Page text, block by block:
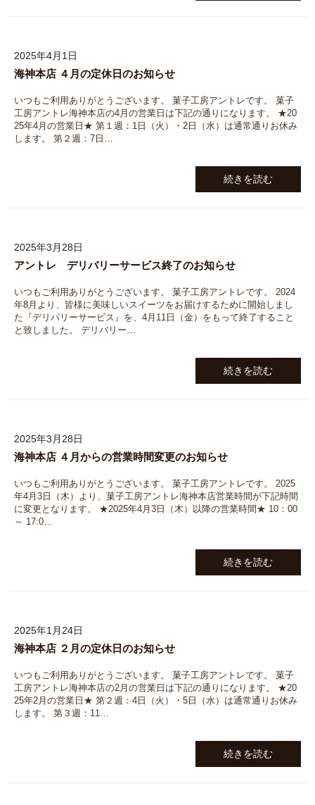
2025年4月1日
海神本店 ４月の定休日のお知らせ
いつもご利用ありがとうございます。 菓子工房アントレです。 菓子
工房アントレ海神本店の4月の営業日は下記の通りになります。 ★20
25年4月の営業日★ 第１週：1日（火）・2日（水）は通常通りお休み
します。 第２週：7日…
続きを読む
2025年3月28日
アントレ デリバリーサービス終了のお知らせ
いつもご利用ありがとうございます。 菓子工房アントレです。 2024
年8月より、皆様に美味しいスイーツをお届けするために開始しまし
た『デリバリーサービス』を、4月11日（金）をもって終了すること
と致しました。 デリバリー…
続きを読む
2025年3月28日
海神本店 ４月からの営業時間変更のお知らせ
いつもご利用ありがとうございます。 菓子工房アントレです。 2025
年4月3日（木）より、菓子工房アントレ海神本店営業時間が下記時間
に変更となります。 ★2025年4月3日（木）以降の営業時間★ 10：00
～ 17:0…
続きを読む
2025年1月24日
海神本店 ２月の定休日のお知らせ
いつもご利用ありがとうございます。 菓子工房アントレです。 菓子
工房アントレ海神本店の2月の営業日は下記の通りになります。 ★20
25年2月の営業日★ 第２週：4日（火）・5日（水）は通常通りお休み
します。 第３週：11…
続きを読む